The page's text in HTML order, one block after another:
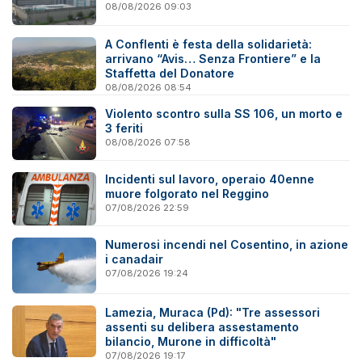
08/08/2026 09:03
A Conflenti è festa della solidarietà:
arrivano “Avis… Senza Frontiere” e la
Staffetta del Donatore
08/08/2026 08:54
Violento scontro sulla SS 106, un morto e
3 feriti
08/08/2026 07:58
Incidenti sul lavoro, operaio 40enne
muore folgorato nel Reggino
07/08/2026 22:59
Numerosi incendi nel Cosentino, in azione
i canadair
07/08/2026 19:24
Lamezia, Muraca (Pd): "Tre assessori
assenti su delibera assestamento
bilancio, Murone in difficoltà"
07/08/2026 19:17